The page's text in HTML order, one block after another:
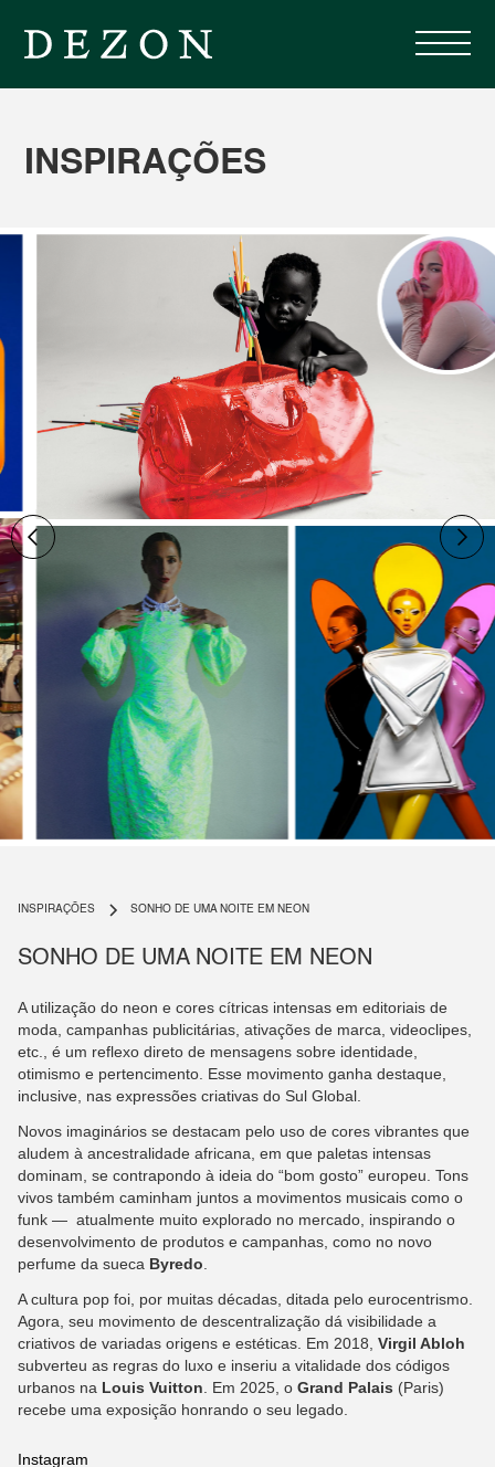
INSPIRAÇÕES
INSPIRAÇÕES SONHO DE UMA NOITE EM NEON
SONHO DE UMA NOITE EM NEON
A utilização do neon e cores cítricas intensas em editoriais de
moda, campanhas publicitárias, ativações de marca, videoclipes,
etc., é um reflexo direto de mensagens sobre identidade,
otimismo e pertencimento. Esse movimento ganha destaque,
inclusive, nas expressões criativas do Sul Global.
Novos imaginários se destacam pelo uso de cores vibrantes que
aludem à ancestralidade africana, em que paletas intensas
dominam, se contrapondo à ideia do “bom gosto” europeu. Tons
vivos também caminham juntos a movimentos musicais como o
funk — atualmente muito explorado no mercado, inspirando o
desenvolvimento de produtos e campanhas, como no novo
perfume da sueca Byredo
A cultura pop foi, por muitas décadas, ditada pelo eurocentrismo.
Agora, seu movimento de descentralização dá visibilidade a
criativos de variadas origens e estéticas. Em 2018, Virgil Abloh
subverteu as regras do luxo e inseriu a vitalidade dos códigos
urbanos na Louis Vuitton . Em 2025, o Grand Palais (Paris)
recebe uma exposição honrando o seu legado.
Instagram